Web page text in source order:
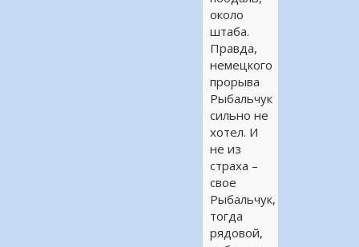
около
штаба.
Правда,
немецкого
прорыва
Рыбальчук
сильно не
хотел. И
не из
страха –
свое
Рыбальчук,
тогда
рядовой,